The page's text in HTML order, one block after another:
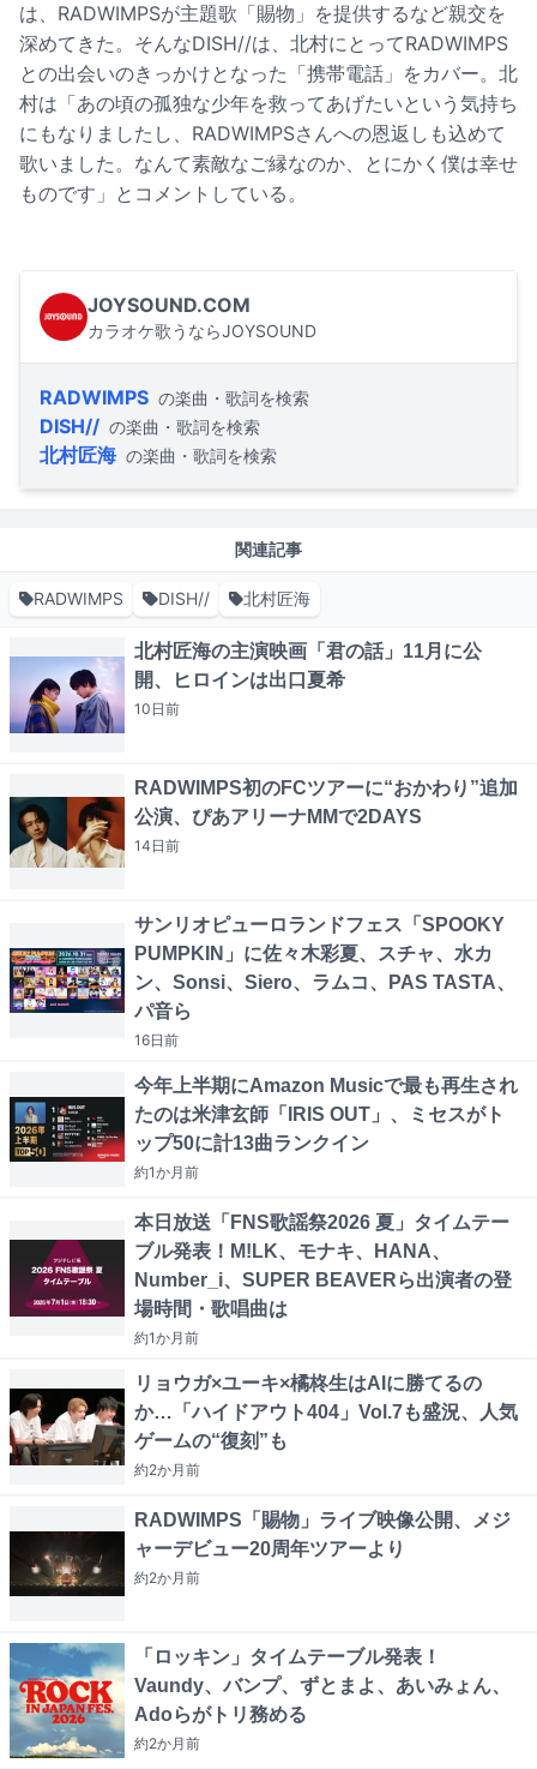
は、RADWIMPSが主題歌「賜物」を提供するなど親交を
深めてきた。そんなDISH//は、北村にとってRADWIMPS
との出会いのきっかけとなった「携帯電話」をカバー。北
村は「あの頃の孤独な少年を救ってあげたいという気持ち
にもなりましたし、RADWIMPSさんへの恩返しも込めて
歌いました。なんて素敵なご縁なのか、とにかく僕は幸せ
ものです」とコメントしている。
JOYSOUND.COM
カラオケ歌うならJOYSOUND
RADWIMPS の楽曲・歌詞を検索
DISH// の楽曲・歌詞を検索
北村匠海 の楽曲・歌詞を検索
関連記事
RADWIMPS DISH// 北村匠海
北村匠海の主演映画「君の話」11月に公
開、ヒロインは出口夏希
10日前
RADWIMPS初のFCツアーに“おかわり”追加
公演、ぴあアリーナMMで2DAYS
14日前
サンリオピューロランドフェス「SPOOKY
PUMPKIN」に佐々木彩夏、スチャ、水カ
ン、Sonsi、Siero、ラムコ、PAS TASTA、
パ音ら
16日前
今年上半期にAmazon Musicで最も再生され
たのは米津玄師「IRIS OUT」、ミセスがト
ップ50に計13曲ランクイン
約1か月前
本日放送「FNS歌謡祭2026 夏」タイムテー
ブル発表！M!LK、モナキ、HANA、
Number_i、SUPER BEAVERら出演者の登
場時間・歌唱曲は
約1か月前
リョウガ×ユーキ×橘柊生はAIに勝てるの
か…「ハイドアウト404」Vol.7も盛況、人気
ゲームの“復刻”も
約2か月前
RADWIMPS「賜物」ライブ映像公開、メジ
ャーデビュー20周年ツアーより
約2か月前
「ロッキン」タイムテーブル発表！
Vaundy、バンプ、ずとまよ、あいみょん、
Adoらがトリ務める
約2か月前